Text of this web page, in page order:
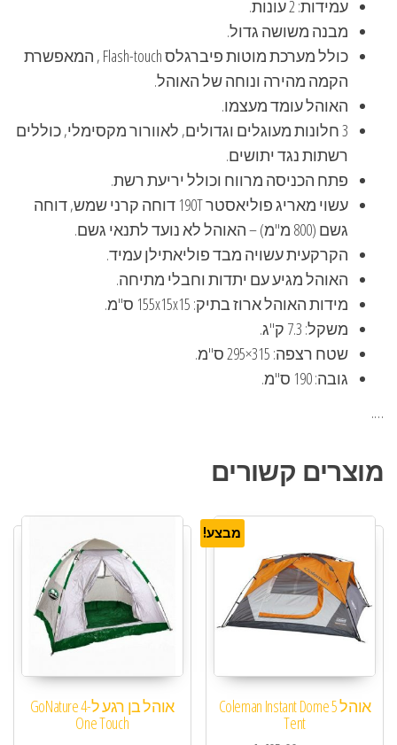
עמידות: 2 עונות.
מבנה משושה גדול.
כולל מערכת מוטות פיברגלס Flash-touch , המאפשרת
הקמה מהירה ונוחה של האוהל.
האוהל עומד מעצמו.
3 חלונות מעוגלים וגדולים, לאוורור מקסימלי, כוללים
רשתות נגד יתושים.
פתח הכניסה מרווח וכולל יריעת רשת.
עשוי מאריג פוליאסטר 190T דוחה קרני שמש, דוחה
גשם (800 מ"מ) – האוהל לא נועד לתנאי גשם.
הקרקעית עשויה מבד פוליאתילן עמיד.
האוהל מגיע עם יתדות וחבלי מתיחה.
מידות האוהל ארוז בתיק: 155x15x15 ס"מ.
משקל: 7.3 ק"ג.
שטח רצפה: 315×295 ס"מ.
גובה: 190 ס"מ.
….
מוצרים קשורים
מבצע!
אוהל 5 Coleman Instant Dome
Tent
אוהל בן רגע ל-4 GoNature
One Touch